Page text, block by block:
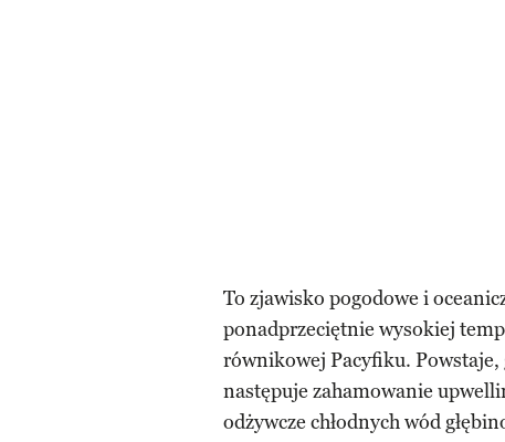
To zjawisko pogodowe i
ponadprzeciętnie wysokiej
równikowej Pacyfiku. Powstaje,
następuje zahamowanie
odżywcze chłodnych wód